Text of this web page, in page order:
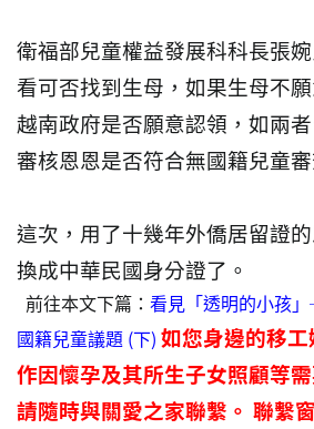
衛福部兒童權益發展科科長張
看可否找到生母，如果生母不
越南政府是否願意認領，如兩
審核恩恩是否符合無國籍兒童審
這次，用了十幾年外僑居留證
換成中華民國身分證了。
前往本文下篇： 看見「透明的小孩
國籍兒童議題 (下) 如您身邊的移
作因懷孕及其所生子女照顧等
請隨時與關愛之家聯繫。 聯繫